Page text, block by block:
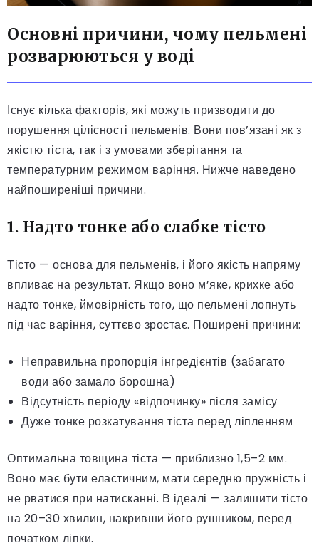
Основні причини, чому пельмені
розварюються у воді
Існує кілька факторів, які можуть призводити до
порушення цілісності пельменів. Вони пов’язані як з
якістю тіста, так і з умовами зберігання та
температурним режимом варіння. Нижче наведено
найпоширеніші причини.
1. Надто тонке або слабке тісто
Тісто — основа для пельменів, і його якість напряму
впливає на результат. Якщо воно м’яке, крихке або
надто тонке, ймовірність того, що пельмені лопнуть
під час варіння, суттєво зростає. Поширені причини:
Неправильна пропорція інгредієнтів (забагато
води або замало борошна)
Відсутність періоду «відпочинку» після замісу
Дуже тонке розкатування тіста перед ліпленням
Оптимальна товщина тіста — приблизно 1,5–2 мм.
Воно має бути еластичним, мати середню пружність і
не рватися при натисканні. В ідеалі — залишити тісто
на 20–30 хвилин, накривши його рушником, перед
початком ліпки.